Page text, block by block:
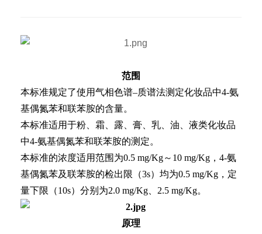
范围
本标准规定了使用气相色谱–质谱法测定化妆品中4-氨
基偶氮苯和联苯胺的含量。
本标准适用于粉、霜、露、膏、乳、油、液类化妆品
中4-氨基偶氮苯和联苯胺的测定。
本标准的浓度适用范围为0.5 mg/Kg～10 mg/Kg，4-氨
基偶氮苯及联苯胺的检出限（3s）均为0.5 mg/Kg，定
量下限（10s）分别为2.0 mg/Kg、2.5 mg/Kg。
原理